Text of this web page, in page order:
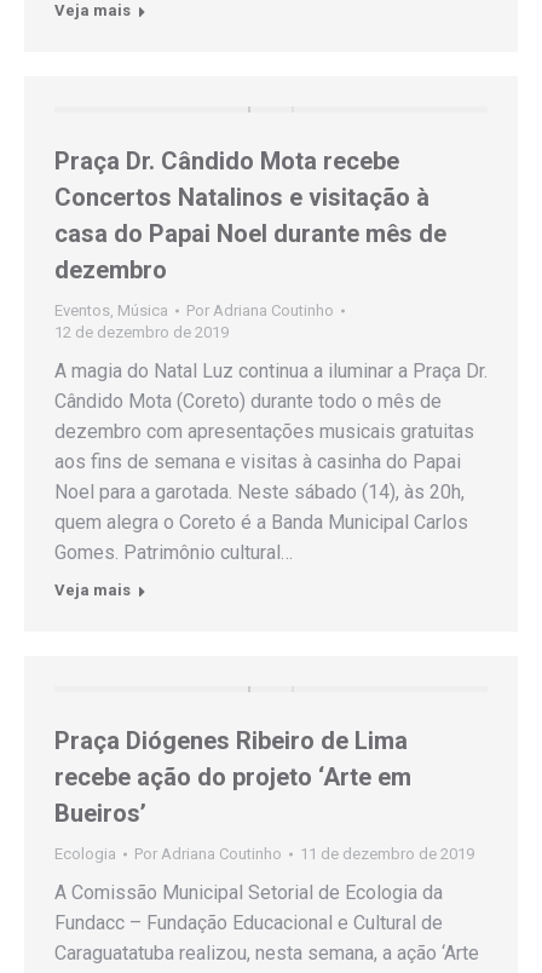
Veja mais
Praça Dr. Cândido Mota recebe
Concertos Natalinos e visitação à
casa do Papai Noel durante mês de
dezembro
Eventos, Música Por Adriana Coutinho
12 de dezembro de 2019
A magia do Natal Luz continua a iluminar a Praça Dr.
Cândido Mota (Coreto) durante todo o mês de
dezembro com apresentações musicais gratuitas
aos fins de semana e visitas à casinha do Papai
Noel para a garotada. Neste sábado (14), às 20h,
quem alegra o Coreto é a Banda Municipal Carlos
Gomes. Patrimônio cultural…
Veja mais
Praça Diógenes Ribeiro de Lima
recebe ação do projeto ‘Arte em
Bueiros’
Ecologia Por Adriana Coutinho 11 de dezembro de 2019
A Comissão Municipal Setorial de Ecologia da
Fundacc – Fundação Educacional e Cultural de
Caraguatatuba realizou, nesta semana, a ação ‘Arte